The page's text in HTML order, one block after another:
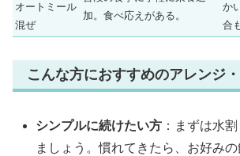
オートミール
混ぜ
加。食べ応えがある。
か
合
こんな方におすすめのアレンジ
シンプルに続けたい方 ：まずは水
ましょう。慣れてきたら、お好み